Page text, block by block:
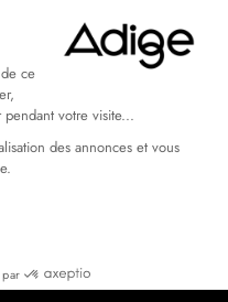
ce
votre visite...
des annonces et vous